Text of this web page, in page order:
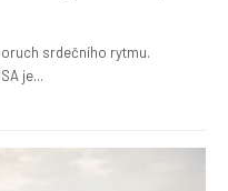
srdečního rytmu.
je...